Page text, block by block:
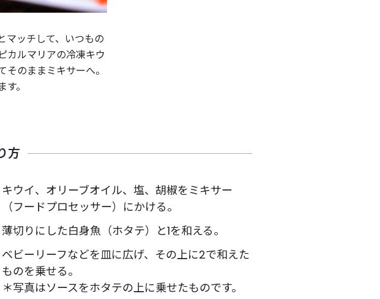
マッチして、いつもの
カルマリアの冷凍キウ
のままミキサーへ。
。
方
キウイ、オリーブオイル、塩、胡椒をミキサー
（フードプロセッサー）にかける。
薄切りにした白身魚（ホタテ）と1を和える。
ベビーリーフなどを皿に広げ、その上に2で和えた
ものを乗せる。
＊写真はソースをホタテの上に乗せたものです。